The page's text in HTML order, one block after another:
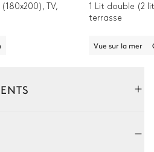
TV,
1 Lit double (2
terrasse
Vue sur la mer